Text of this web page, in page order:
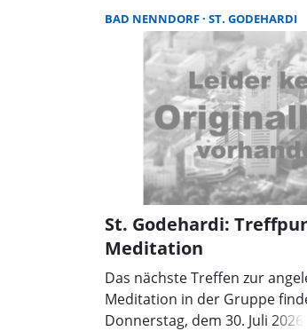
Your Soul“ aus dem Norden
Holsteins.
BAD NENNDORF ST. GODEHARDI
St. Godehardi:
Meditation
Das nächste Treffen zur
Meditation in der Gruppe
Donnerstag, dem 30. Juli